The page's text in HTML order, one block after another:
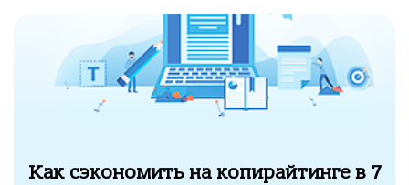
Как сэкономить на копирайтинге в 7